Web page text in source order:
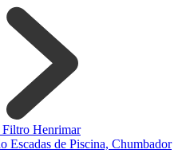
Filtro Henrimar
Escadas de Piscina, Chumbador